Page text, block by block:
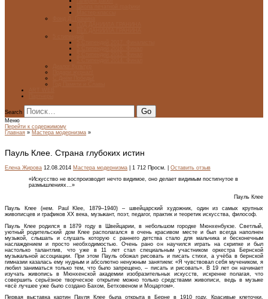
Search
Меню
Перейти к содержимому
Главная » Мастера модернизма »
Пауль Клее. Страна глубоких истин
Елена Жирова 12.08.2014 Мастера модернизма | 1 712 Просм. | Оставить отзыв
«Искусство не воспроизводит нечто видимое, оно делает видимым постигнутое в
размышлениях…»
Пауль Клее
Пауль Клее (нем. Paul Klee, 1879–1940) – швейцарский художник, один из самых крупных
живописцев и графиков XX века, музыкант, поэт, педагог, практик и теоретик искусства, философ.
Пауль Клее родился в 1879 году в Швейцарии, в небольшом городке Мюнхенбукзе. Светлый,
уютный родительский дом Клее располагался в очень красивом месте и был всегда наполнен
музыкой, слышать и слушать которую с раннего детства стало для мальчика и бесконечным
наслаждением и просто необходимостью. Очень рано он научился играть на скрипке и был
настолько талантлив, что уже в 11 лет стал специальным участником оркестра Бернской
музыкальной ассоциации. При этом Пауль обожал рисовать и писать стихи, а учёба в бернской
гимназии казалась ему нудным и абсолютно ненужным занятием: «Я чувствовал себя мучеником, я
любил заниматься только тем, что было запрещено, – писать и рисовать». В 19 лет он начинает
изучать живопись в Мюнхенской академии изобразительных искусств, искренне полагая, что
совершить серьёзное творческое открытие можно только средствами живописи, ведь в музыке
«всё лучшее уже было создано Бахом, Бетховеном и Моцартом».
Первая выставка картин Пауля Клее была открыта в Берне в 1910 году. Красивые клеточки,